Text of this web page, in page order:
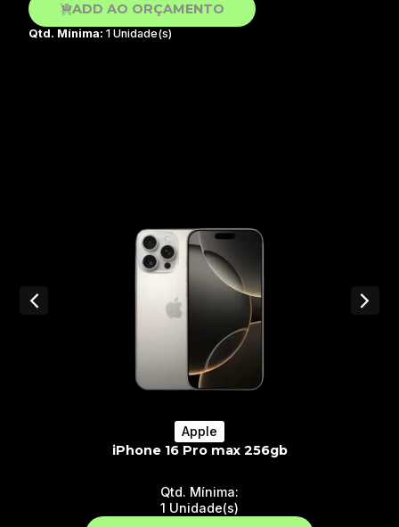
ADD AO ORÇAMENTO
Qtd. Mínima: 1 Unidade(s)
Apple
iPhone 16 Pro 128gb
Qtd. Mínima:
1 Unidade(s)
ADD AO ORÇAMENTO